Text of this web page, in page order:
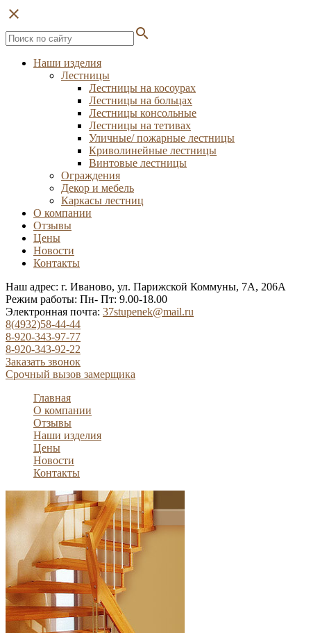
close
search
Наши изделия
Лестницы
Лестницы на косоурах
Лестницы на больцах
Лестницы консольные
Лестницы на тетивах
Уличные/ пожарные лестницы
Криволинейные лестницы
Винтовые лестницы
Ограждения
Декор и мебель
Каркасы лестниц
О компании
Отзывы
Цены
Новости
Контакты
Наш адрес: г. Иваново, ул. Парижской Коммуны, 7А, 206А
Режим работы: Пн- Пт: 9.00-18.00
Электронная почта: 37stupenek@mail.ru
8(4932)58-44-44
8-920-343-97-77
8-920-343-92-22
Заказать звонок
Срочный вызов замерщика
Главная
О компании
Отзывы
Наши изделия
Цены
Новости
Контакты